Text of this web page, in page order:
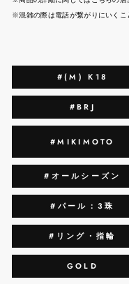
※混雑の際は電話が繋がりにいくこ
#(M) K18
#BRJ
#MIKIMOTO
#オールシーズン
#パール：3珠
#リング・指輪
GOLD